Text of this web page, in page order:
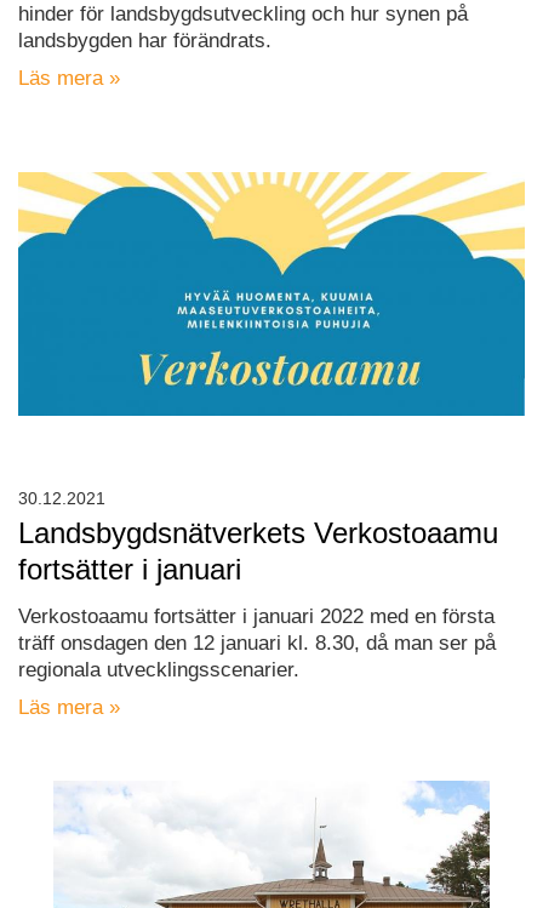
hinder för landsbygdsutveckling och hur synen på
landsbygden har förändrats.
Läs mera »
Landsbygdsnätverkets Verkostoaamu
fortsätter i januari
Verkostoaamu fortsätter i januari 2022 med en första
träff onsdagen den 12 januari kl. 8.30, då man ser på
regionala utvecklingsscenarier.
Läs mera »
30.12.2021